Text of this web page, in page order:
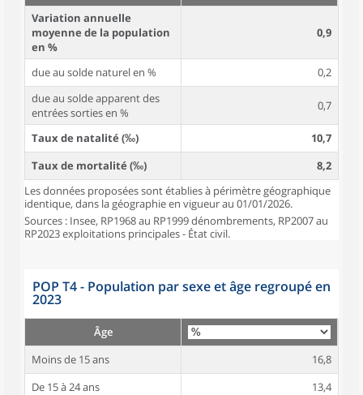
Variation annuelle
moyenne de la population
en %
0,9
due au solde naturel en %
0,2
due au solde apparent des
entrées sorties en %
0,7
Taux de natalité (‰)
10,7
Taux de mortalité (‰)
8,2
Les données proposées sont établies à périmètre géographique
identique, dans la géographie en vigueur au 01/01/2026.
Sources : Insee, RP1968 au RP1999 dénombrements, RP2007 au
RP2023 exploitations principales - État civil.
POP T4 - Population par sexe et âge regroupé en
2023
Âge
Moins de 15 ans
16,8
De 15 à 24 ans
13,4